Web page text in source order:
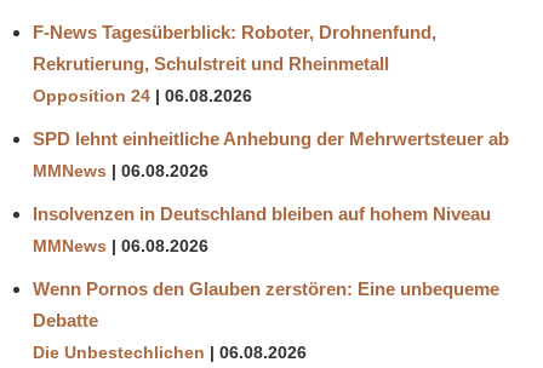
F-News Tagesüberblick: Roboter, Drohnenfund,
Rekrutierung, Schulstreit und Rheinmetall
Opposition 24 06.08.2026
SPD lehnt einheitliche Anhebung der Mehrwertsteuer ab
MMNews 06.08.2026
Insolvenzen in Deutschland bleiben auf hohem Niveau
MMNews 06.08.2026
Wenn Pornos den Glauben zerstören: Eine unbequeme
Debatte
Die Unbestechlichen 06.08.2026